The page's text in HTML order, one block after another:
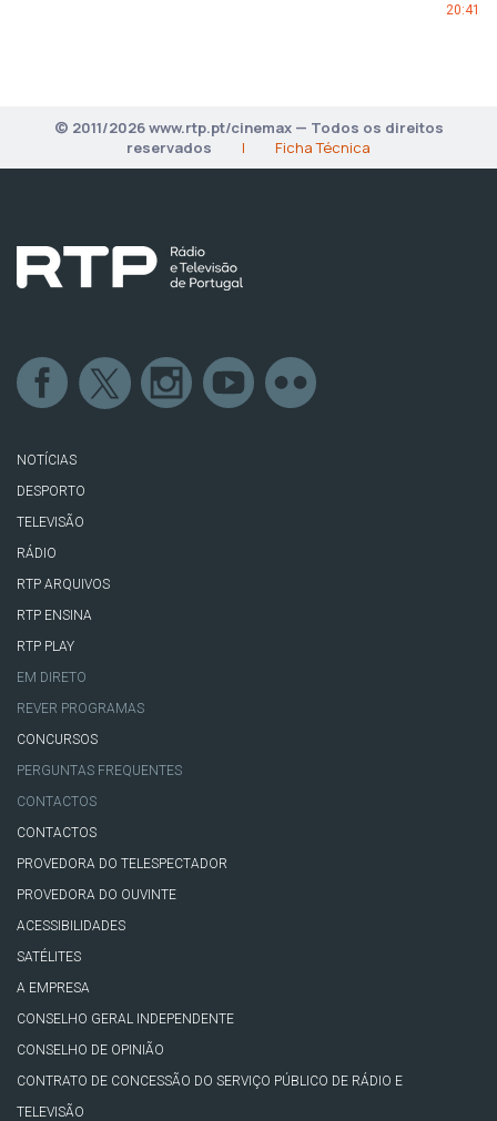
20:41
© 2011/2026 www.rtp.pt/cinemax — Todos os direitos
reservados
| Ficha Técnica
NOTÍCIAS
DESPORTO
TELEVISÃO
RÁDIO
RTP ARQUIVOS
RTP ENSINA
RTP PLAY
EM DIRETO
REVER PROGRAMAS
CONCURSOS
PERGUNTAS FREQUENTES
CONTACTOS
CONTACTOS
PROVEDORA DO TELESPECTADOR
PROVEDORA DO OUVINTE
ACESSIBILIDADES
SATÉLITES
A EMPRESA
CONSELHO GERAL INDEPENDENTE
CONSELHO DE OPINIÃO
CONTRATO DE CONCESSÃO DO SERVIÇO PÚBLICO DE RÁDIO E
TELEVISÃO